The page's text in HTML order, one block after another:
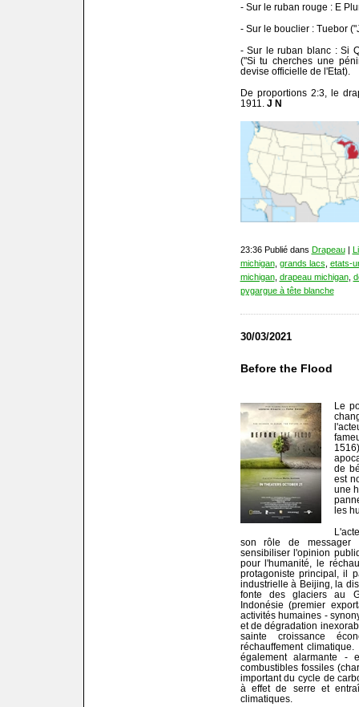
- Sur le ruban rouge : E
- Sur le bouclier : Tuebor
- Sur le ruban blanc : Si
("Si tu cherches une
devise officielle de l'Etat).
De proportions 2:3, le
1911. J N
23:36 Publié dans Drapeau|
michigan, grands lacs, etats-
michigan, drapeau michigan,
pygargue à tête blanche
30/03/2021
Before the Flood
Le
de
est
une
les
son rôle de messager
sensibiliser l'opinion
pour l'humanité, le
protagoniste principal, il
industrielle à Beijing, la
fonte des glaciers au
Indonésie (premier
activités humaines -
et de dégradation
sainte croissance
réchauffement
également alarmante -
combustibles fossiles
important du cycle de
à effet de serre et
climatiques.